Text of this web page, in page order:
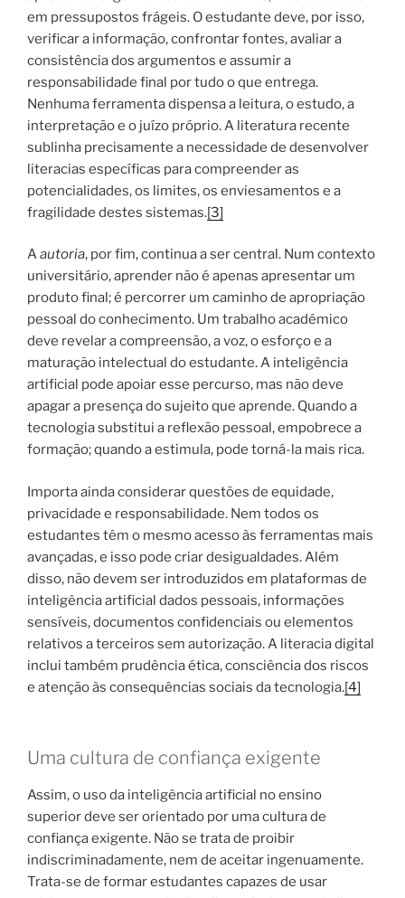
em pressupostos frágeis. O estudante deve, por isso,
verificar a informação, confrontar fontes, avaliar a
consistência dos argumentos e assumir a
responsabilidade final por tudo o que entrega.
Nenhuma ferramenta dispensa a leitura, o estudo, a
interpretação e o juízo próprio. A literatura recente
sublinha precisamente a necessidade de desenvolver
literacias específicas para compreender as
potencialidades, os limites, os enviesamentos e a
fragilidade destes sistemas.[3]
Aautoria, por fim, continua a ser central. Num contexto
universitário, aprender não é apenas apresentar um
produto final; é percorrer um caminho de apropriação
pessoal do conhecimento. Um trabalho académico
deve revelar a compreensão, a voz, o esforço e a
maturação intelectual do estudante. A inteligência
artificial pode apoiar esse percurso, mas não deve
apagar a presença do sujeito que aprende. Quando a
tecnologia substitui a reflexão pessoal, empobrece a
formação; quando a estimula, pode torná-la mais rica.
Importa ainda considerar questões de equidade,
privacidade e responsabilidade. Nem todos os
estudantes têm o mesmo acesso às ferramentas mais
avançadas, e isso pode criar desigualdades. Além
disso, não devem ser introduzidos em plataformas de
inteligência artificial dados pessoais, informações
sensíveis, documentos confidenciais ou elementos
relativos a terceiros sem autorização. A literacia digital
inclui também prudência ética, consciência dos riscos
e atenção às consequências sociais da tecnologia.[4]
Uma cultura de confiança exigente
Assim, o uso da inteligência artificial no ensino
superior deve ser orientado por uma cultura de
confiança exigente. Não se trata de proibir
indiscriminadamente, nem de aceitar ingenuamente.
Trata-se de formar estudantes capazes de usar